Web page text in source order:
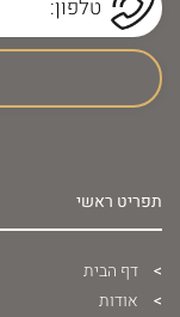
תפריט ראשי
דף הבית
אודות